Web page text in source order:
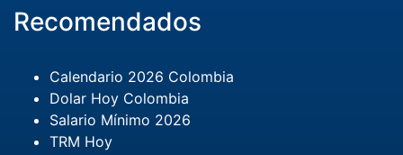
Recomendados
Calendario 2026 Colombia
Dolar Hoy Colombia
Salario Mínimo 2026
TRM Hoy